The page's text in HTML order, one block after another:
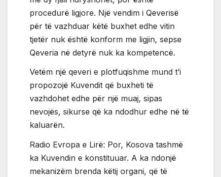
procedurë ligjore. Një vendim i Qeverisë
për të vazhduar këtë buxhet edhe vitin
tjetër nuk është konform me ligjin, sepse
Qeveria në detyrë nuk ka kompetencë.
Vetëm një qeveri e plotfuqishme mund t’i
propozojë Kuvendit që buxheti të
vazhdohet edhe për një muaj, sipas
nevojës, sikurse që ka ndodhur edhe në të
kaluarën.
Radio Evropa e Lirë: Por, Kosova tashmë
ka Kuvendin e konstituuar. A ka ndonjë
mekanizëm brenda këtij organi, që të